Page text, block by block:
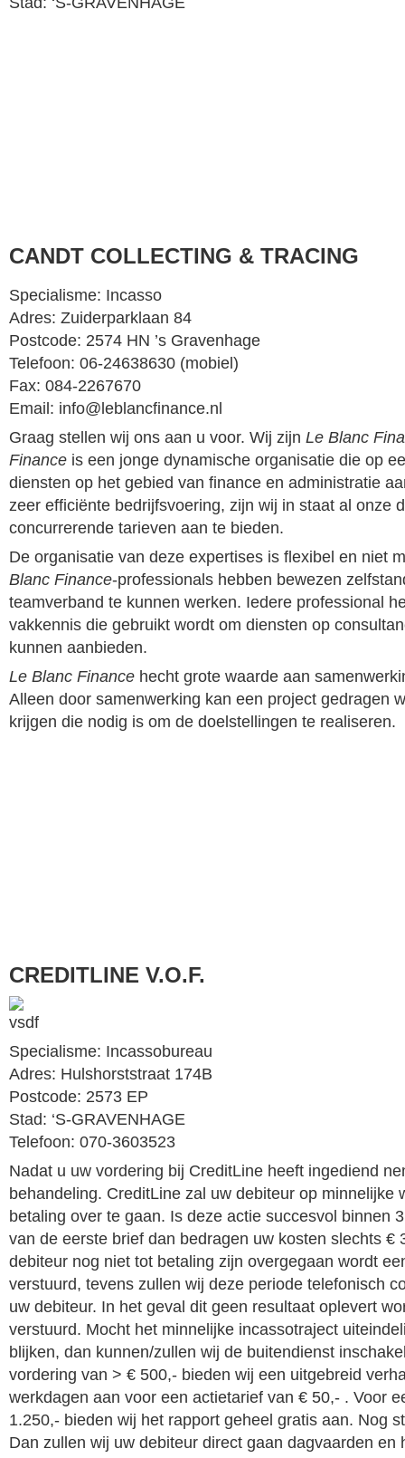
CANDT COLLECTING & TRACING
Specialisme: Incasso
Adres: Zuiderparklaan 84
Postcode: 2574 HN ’s Gravenhage
Telefoon: 06-24638630 (mobiel)
Fax: 084-2267670
Email: info@leblancfinance.nl
Graag stellen wij ons aan u voor. Wij zijn Le Blanc
Finance is een jonge dynamische organisatie die op
diensten op het gebied van finance en administratie
zeer efficiënte bedrijfsvoering, zijn wij in staat al onze
concurrerende tarieven aan te bieden.
De organisatie van deze expertises is flexibel en niet
Blanc Finance-professionals hebben bewezen
teamverband te kunnen werken. Iedere professional
vakkennis die gebruikt wordt om diensten op
kunnen aanbieden.
Le Blanc Finance hecht grote waarde aan
Alleen door samenwerking kan een project gedragen
krijgen die nodig is om de doelstellingen te realiseren.
CREDITLINE V.O.F.
Specialisme: Incassobureau
Adres: Hulshorststraat 174B
Postcode: 2573 EP
Stad: ‘S-GRAVENHAGE
Telefoon: 070-3603523
Nadat u uw vordering bij CreditLine heeft ingediend
behandeling. CreditLine zal uw debiteur op minnelijke
betaling over te gaan. Is deze actie succesvol binnen
van de eerste brief dan bedragen uw kosten slechts €
debiteur nog niet tot betaling zijn overgegaan wordt
verstuurd, tevens zullen wij deze periode telefonisch
uw debiteur. In het geval dit geen resultaat oplevert
verstuurd. Mocht het minnelijke incassotraject
blijken, dan kunnen/zullen wij de buitendienst
vordering van > € 500,- bieden wij een uitgebreid
werkdagen aan voor een actietarief van € 50,- . Voor
1.250,- bieden wij het rapport geheel gratis aan. Nog
Dan zullen wij uw debiteur direct gaan dagvaarden en